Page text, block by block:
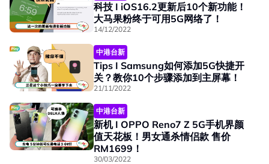
科技 I iOS16.2更新后10个新功能！
大马果粉终于可用5G网络了！
14/12/2022
中港台新
Tips I Samsung如何添加5G快捷开
关？教你10个步骤添加到主屏幕！
21/11/2022
中港台新
新机 I OPPO Reno7 Z 5G手机界颜
值天花板！男女通杀情侣款 售价
RM1699！
30/03/2022